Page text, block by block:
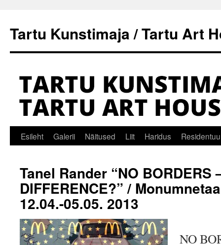
Tartu Kunstimaja / Tartu Art
Liigu
juurde
Esileht Galerii Näitused Liit Haridus
Tanel Rander “NO BORDERS
DIFFERENCE?” /
12.04.-05.05. 2013
NO